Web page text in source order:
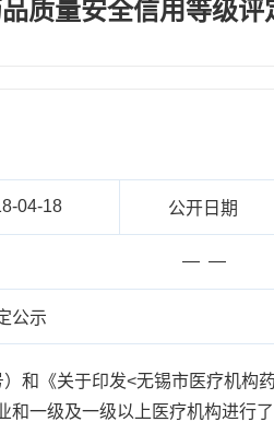
质量安全信用等级评
04-18 公开日期
— —
公示
《关于印发<无锡市医疗机构
一级及一级以上医疗机构进行